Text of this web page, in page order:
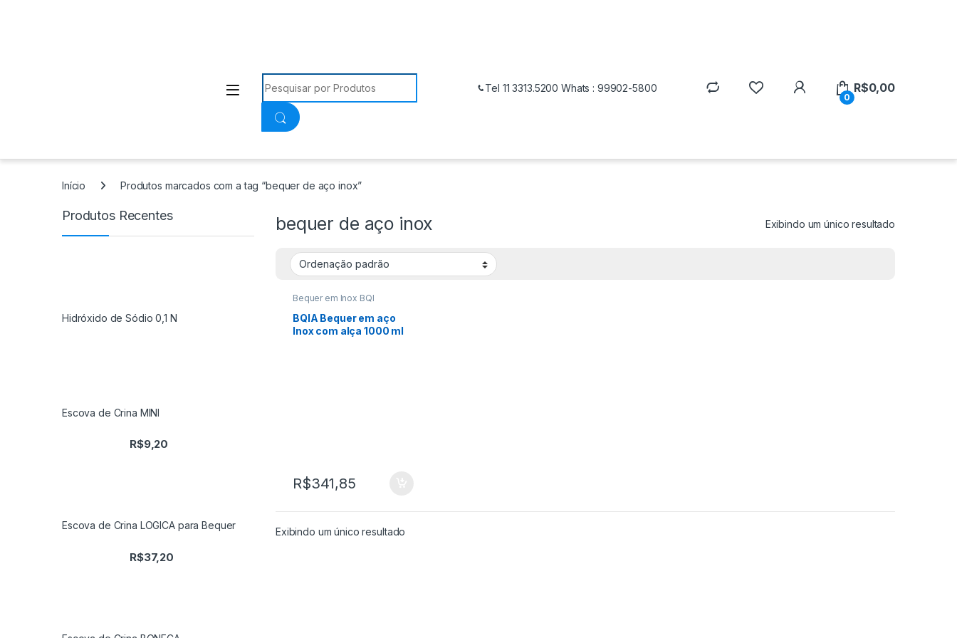
Procurar:
Tel 11 3313.5200 Whats : 99902-5800
0
R$0,00
Início Produtos marcados com a tag “bequer de aço inox”
bequer de aço inox Exibindo um único resultado
Bequer em Inox BQI
BQIA Bequer em aço
Inox com alça 1000 ml
R$341,85
Exibindo um único resultado
Produtos Recentes
Hidróxido de Sódio 0,1 N
Escova de Crina MINI
R$9,20
Escova de Crina LOGICA para Bequer
R$37,20